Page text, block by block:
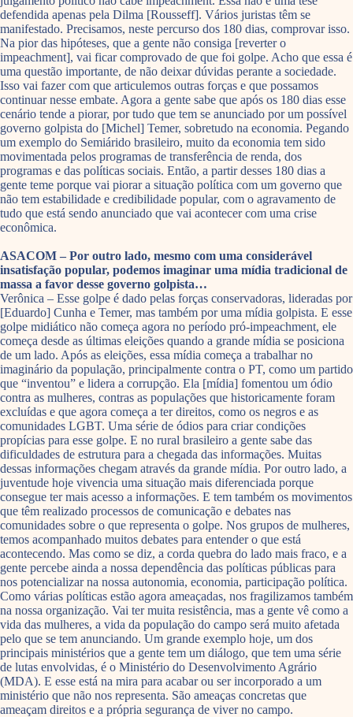
defendida apenas pela Dilma [Rousseff]. Vários juristas têm se
manifestado. Precisamos, neste percurso dos 180 dias, comprovar isso.
Na pior das hipóteses, que a gente não consiga [reverter o
impeachment], vai ficar comprovado de que foi golpe. Acho que essa é
uma questão importante, de não deixar dúvidas perante a sociedade.
Isso vai fazer com que articulemos outras forças e que possamos
continuar nesse embate. Agora a gente sabe que após os 180 dias esse
cenário tende a piorar, por tudo que tem se anunciado por um possível
governo golpista do [Michel] Temer, sobretudo na economia. Pegando
um exemplo do Semiárido brasileiro, muito da economia tem sido
movimentada pelos programas de transferência de renda, dos
programas e das políticas sociais. Então, a partir desses 180 dias a
gente teme porque vai piorar a situação política com um governo que
não tem estabilidade e credibilidade popular, com o agravamento de
tudo que está sendo anunciado que vai acontecer com uma crise
econômica.
ASACOM – Por outro lado, mesmo com uma considerável
insatisfação popular, podemos imaginar uma mídia tradicional de
massa a favor desse governo golpista…
Verônica – Esse golpe é dado pelas forças conservadoras, lideradas por
[Eduardo] Cunha e Temer, mas também por uma mídia golpista. E esse
golpe midiático não começa agora no período pró-impeachment, ele
começa desde as últimas eleições quando a grande mídia se posiciona
de um lado. Após as eleições, essa mídia começa a trabalhar no
imaginário da população, principalmente contra o PT, como um partido
que “inventou” e lidera a corrupção. Ela [mídia] fomentou um ódio
contra as mulheres, contras as populações que historicamente foram
excluídas e que agora começa a ter direitos, como os negros e as
comunidades LGBT. Uma série de ódios para criar condições
propícias para esse golpe. E no rural brasileiro a gente sabe das
dificuldades de estrutura para a chegada das informações. Muitas
dessas informações chegam através da grande mídia. Por outro lado, a
juventude hoje vivencia uma situação mais diferenciada porque
consegue ter mais acesso a informações. E tem também os movimentos
que têm realizado processos de comunicação e debates nas
comunidades sobre o que representa o golpe. Nos grupos de mulheres,
temos acompanhado muitos debates para entender o que está
acontecendo. Mas como se diz, a corda quebra do lado mais fraco, e a
gente percebe ainda a nossa dependência das políticas públicas para
nos potencializar na nossa autonomia, economia, participação política.
Como várias políticas estão agora ameaçadas, nos fragilizamos também
na nossa organização. Vai ter muita resistência, mas a gente vê como a
vida das mulheres, a vida da população do campo será muito afetada
pelo que se tem anunciando. Um grande exemplo hoje, um dos
principais ministérios que a gente tem um diálogo, que tem uma série
de lutas envolvidas, é o Ministério do Desenvolvimento Agrário
(MDA). E esse está na mira para acabar ou ser incorporado a um
ministério que não nos representa. São ameaças concretas que
ameaçam direitos e a própria segurança de viver no campo.